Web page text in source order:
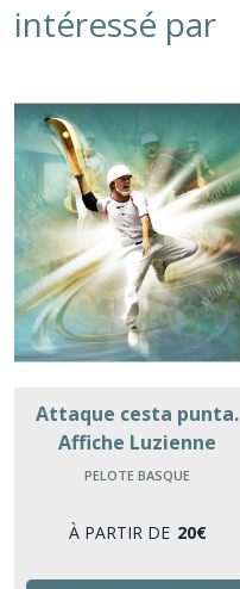
intéressé par
Attaque cesta punta.
Affiche Luzienne
PELOTE BASQUE
À PARTIR DE 20€